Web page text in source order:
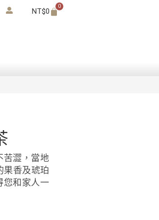
NT$0
0
苦澀，當地
果香及琥珀
您和家人一